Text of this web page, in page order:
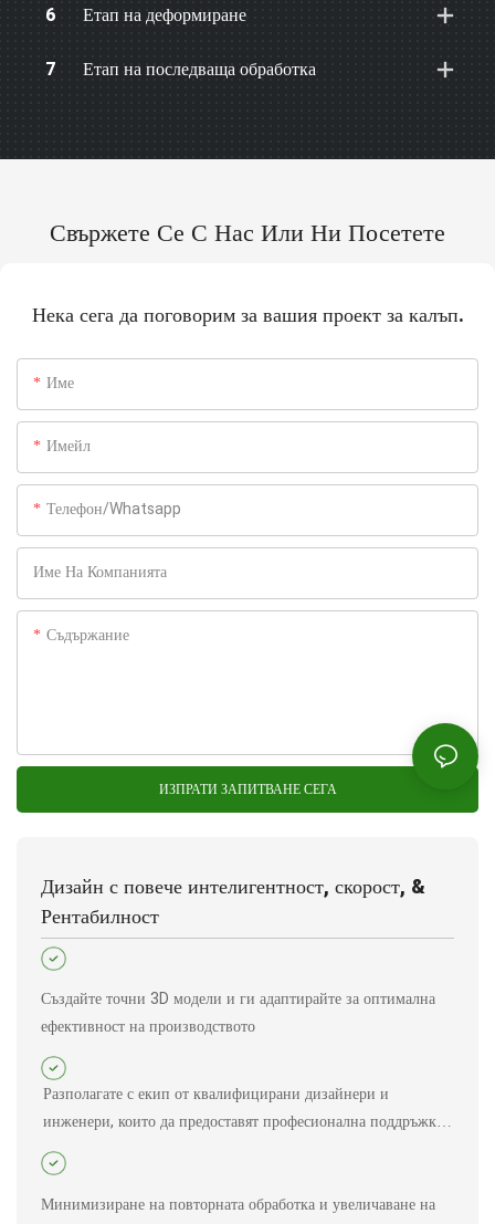
6 Етап на деформиране
7 Етап на последваща обработка
Свържете Се С Нас Или Ни Посетете
Нека сега да поговорим за вашия проект за калъп.
Име
Имейл
Телефон/whatsapp
Име На Компанията
Съдържание
ИЗПРАТИ ЗАПИТВАНЕ СЕГА
Дизайн с повече интелигентност, скорост, &
Рентабилност
Създайте точни 3D модели и ги адаптирайте за оптимална
ефективност на производството
Разполагате с екип от квалифицирани дизайнери и
инженери, които да предоставят професионална поддръжка
при проектиране
Минимизиране на повторната обработка и увеличаване на